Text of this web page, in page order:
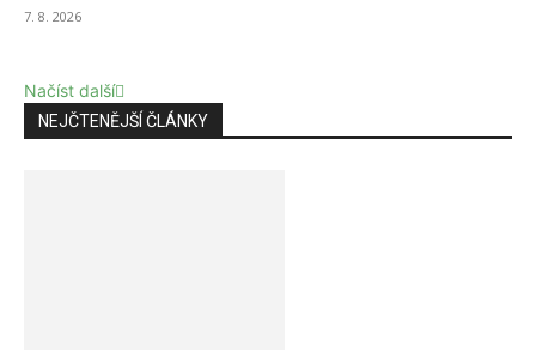
7. 8. 2026
Načíst další
NEJČTENĚJŠÍ ČLÁNKY